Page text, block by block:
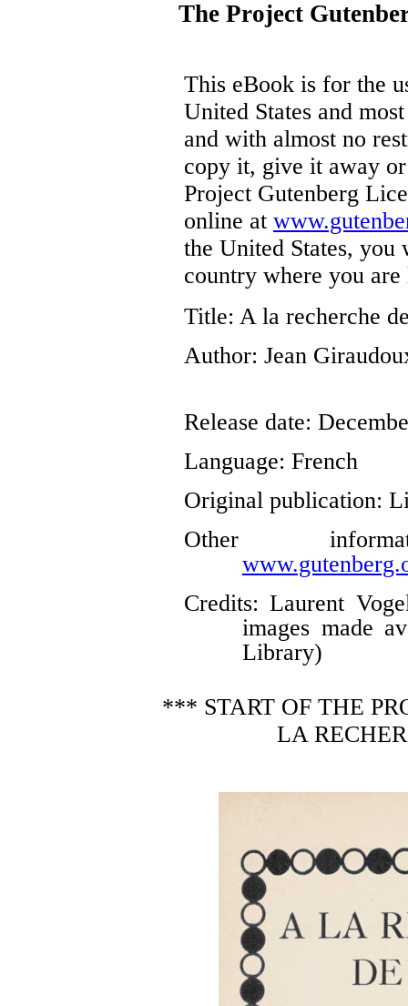
The Project
This eBook is for the
United States and
and with almost no
copy it, give it away
Project Gutenberg
online at
the United States,
country where you
Title: A la recherche
Author: Jean
Release date:
Language: French
Original publication:
Other
Credits: Laurent
images made
Library)
*** START OF THE
LA